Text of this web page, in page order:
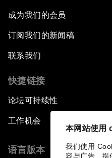
本网站使用
我们使用
容与广告、提
成为我们的会员
订阅我们的新闻稿
联系我们
快捷链接
论坛可持续性
工作机会
语言版本